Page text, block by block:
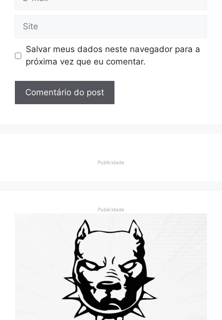
Site
Salvar meus dados neste navegador para a
próxima vez que eu comentar.
Publicidade
Publicidade